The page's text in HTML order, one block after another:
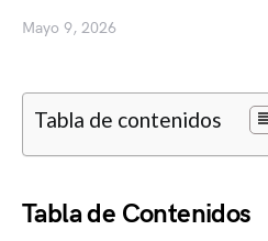
Mayo 9, 2026
Tabla de contenidos
Tabla de Contenidos